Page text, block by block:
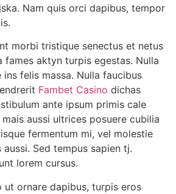
Nam quis orci dapibus, tempor
morbi tristique senectus et netus
fames aktyn turpis egestas. Nulla
ins felis massa. Nulla faucibus
Fambet Casino dichas
ante ipsum primis cale
aussi ultrices posuere cubilia
fermentum mi, vel molestie
Sed tempus sapien tj.
lorem cursus.
ut ornare dapibus, turpis eros